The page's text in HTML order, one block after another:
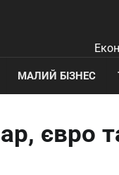
МАЛИЙ БІЗНЕС
євро